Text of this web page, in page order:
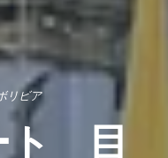
リビア
ト 目